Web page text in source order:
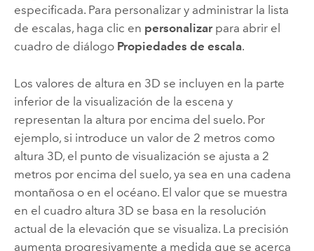
especificada. Para personalizar y administrar la lista
de escalas, haga clic en personalizarpara abrir el
cuadro de diálogo Propiedades de escala.
Los valores de altura en 3D se incluyen en la parte
inferior de la visualización de la escena y
representan la altura por encima del suelo. Por
ejemplo, si introduce un valor de 2 metros como
altura 3D, el punto de visualización se ajusta a 2
metros por encima del suelo, ya sea en una cadena
montañosa o en el océano. El valor que se muestra
en el cuadro altura 3D se basa en la resolución
actual de la elevación que se visualiza. La precisión
aumenta progresivamente a medida que se acerca